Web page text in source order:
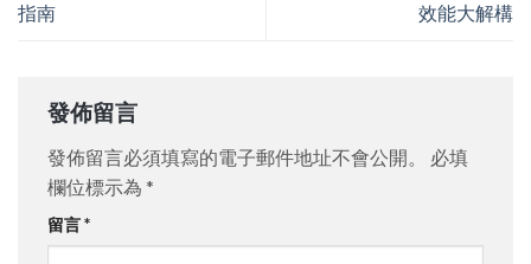
指南
效能大解構
發佈留言
發佈留言必須填寫的電子郵件地址不會公開。
必填
欄位標示為 *
留言*